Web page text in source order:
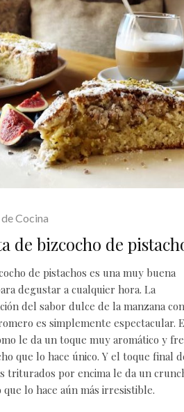
Cocina
de bizcocho de
de pistachos es una muy buena
degustar a cualquier hora. La
del sabor dulce de la manzana
es simplemente espectacular.
le da un toque muy aromático y
que lo hace único. Y el toque final
triturados por encima le da un
que lo hace aún más irresistible.